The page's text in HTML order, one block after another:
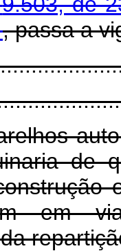
, passa a
de
em